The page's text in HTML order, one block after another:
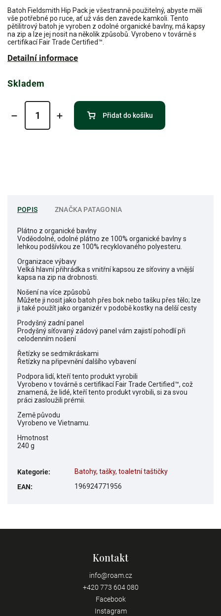
Batoh Fieldsmith Hip Pack je všestranně použitelný, abyste měli
vše potřebné po ruce, ať už vás den zavede kamkoli. Tento
pětilitrový batoh je vyroben z odolné organické bavlny, má kapsy
na zip a lze jej nosit na několik způsobů. Vyrobeno v továrně s
certifikací Fair Trade Certified™.
Detailní informace
Skladem
Přidat do košíku
POPIS ZNAČKA PATAGONIA
Plátno z organické bavlny
Voděodolné, odolné plátno ze 100% organické bavlny s
lehkou podšívkou ze 100% recyklovaného polyesteru.
Organizace výbavy
Velká hlavní přihrádka s vnitřní kapsou ze síťoviny a vnější
kapsa na zip na drobnosti.
Nošení na více způsobů
Můžete ji nosit jako batoh přes bok nebo tašku přes tělo; lze
ji také použít jako organizér v podobě kostky na delší cesty
Prodyšný zadní panel
Prodyšný síťovaný zádový panel vám zajistí pohodlí při
celodenním nošení
Řetízky se sedmikráskami
Řetízky na připevnění dalšího vybavení
Podpora lidí, kteří tento produkt vyrobili
Vyrobeno v továrně s certifikací Fair Trade Certified™, což
znamená, že lidé, kteří tento produkt vyrobili, si za svou
práci zasloužili prémii.
Země původu
Vyrobeno ve Vietnamu.
Hmotnost
240 g
Kategorie:
Batohy, tašky, toaletní taštičky
EAN: 196924771956
Kontakt
info@roam.cz
+420 773 604 080
Facebook
Instagram